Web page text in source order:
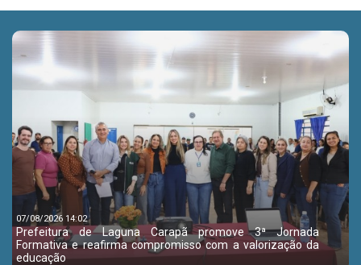
07/08/2026 14:02
Prefeitura de Laguna Carapã promove 3ª Jornada
Formativa e reafirma compromisso com a valorização da
educação